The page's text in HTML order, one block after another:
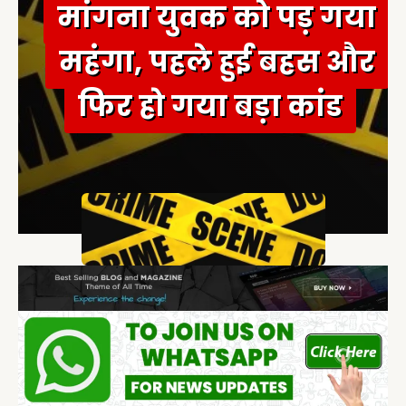
मांगना युवक को पड़ गया
महंगा, पहले हुई बहस और
फिर हो गया बड़ा कांड